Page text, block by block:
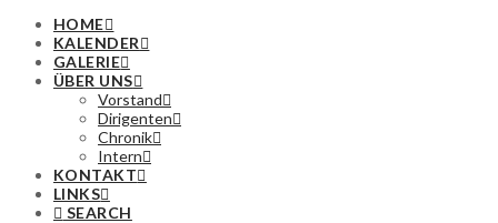
HOME
KALENDER
GALERIE
ÜBER UNS
Vorstand
Dirigenten
Chronik
Intern
KONTAKT
LINKS
SEARCH